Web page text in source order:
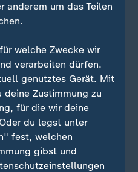
Verletzungspechs
hinter Victor Boniface,
Schick traf ab dem
bereitete zudem einen
des Bayer-Aufschwungs.
einer der Spieler
vorleben: Intensität.
anderem um das Teilen
welche Zwecke wir
verarbeiten dürfen.
genutztes Gerät. Mit
Zustimmung zu
für die wir deine
du legst unter
fest, welchen
gibst und